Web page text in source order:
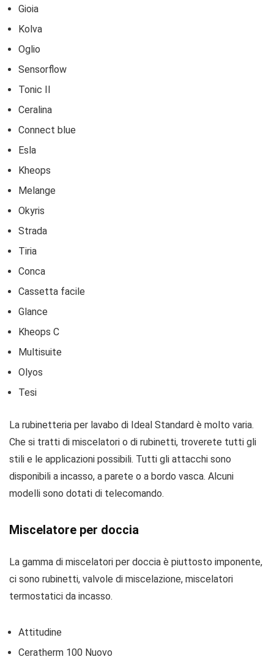
Gioia
Kolva
Oglio
Sensorflow
Tonic II
Ceralina
Connect blue
Esla
Kheops
Melange
Okyris
Strada
Tiria
Conca
Cassetta facile
Glance
Kheops C
Multisuite
Olyos
Tesi
La rubinetteria per lavabo di Ideal Standard è molto varia.
Che si tratti di miscelatori o di rubinetti, troverete tutti gli
stili e le applicazioni possibili. Tutti gli attacchi sono
disponibili a incasso, a parete o a bordo vasca. Alcuni
modelli sono dotati di telecomando.
Miscelatore per doccia
La gamma di miscelatori per doccia è piuttosto imponente,
ci sono rubinetti, valvole di miscelazione, miscelatori
termostatici da incasso.
Attitudine
Ceratherm 100 Nuovo